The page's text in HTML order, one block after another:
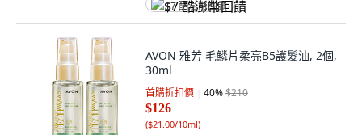
$7 酷澎幣回饋
AVON 雅芳 毛鱗片柔亮B5護髮油, 2個,
30ml
首購折扣價 40%$210
$126
($21.00/10ml)